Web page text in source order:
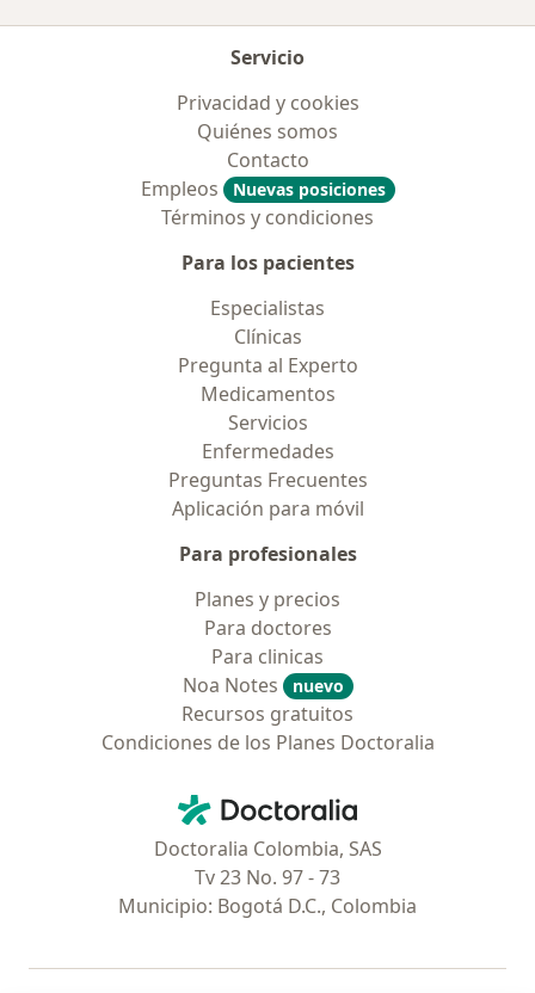
Servicio
Privacidad y cookies
Quiénes somos
Contacto
Empleos
Nuevas posiciones
Términos y condiciones
Para los pacientes
Especialistas
Clínicas
Pregunta al Experto
Medicamentos
Servicios
Enfermedades
Preguntas Frecuentes
Aplicación para móvil
Para profesionales
Planes y precios
Para doctores
Para clinicas
Noa Notes
nuevo
Recursos gratuitos
Condiciones de los Planes Doctoralia
Doctoralia - Página de inicio
Doctoralia Colombia, SAS
Tv 23 No. 97 - 73
Municipio: Bogotá D.C., Colombia